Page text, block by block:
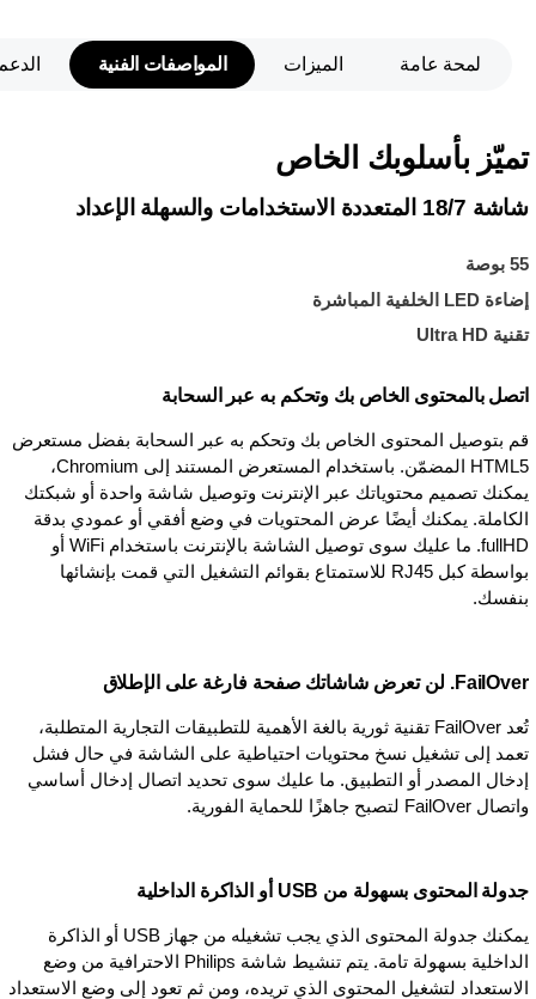
لمحة عامة الميزات المواصفات الفنية
تميّز بأسلوبك الخاص
شاشة 18/7 المتعددة الاستخدامات والسهلة الإعداد
55 بوصة
إضاءة LED الخلفية المباشرة
تقنية Ultra HD
اتصل بالمحتوى الخاص بك وتحكم به عبر السحابة
قم بتوصيل المحتوى الخاص بك وتحكم به عبر السحابة بفضل مستعرض
HTML5 المضمّن. باستخدام المستعرض المستند إلى Chromium،
يمكنك تصميم محتوياتك عبر الإنترنت وتوصيل شاشة واحدة أو شبكتك
الكاملة. يمكنك أيضًا عرض المحتويات في وضع أفقي أو عمودي بدقة
fullHD. ما عليك سوى توصيل الشاشة بالإنترنت باستخدام WiFi أو
بواسطة كبل RJ45 للاستمتاع بقوائم التشغيل التي قمت بإنشائها
بنفسك.
FailOver. لن تعرض شاشاتك صفحة فارغة على الإطلاق
تُعد FailOver تقنية ثورية بالغة الأهمية للتطبيقات التجارية المتطلبة،
تعمد إلى تشغيل نسخ محتويات احتياطية على الشاشة في حال فشل
إدخال المصدر أو التطبيق. ما عليك سوى تحديد اتصال إدخال أساسي
واتصال FailOver لتصبح جاهزًا للحماية الفورية.
جدولة المحتوى بسهولة من USB أو الذاكرة الداخلية
يمكنك جدولة المحتوى الذي يجب تشغيله من جهاز USB أو الذاكرة
الداخلية بسهولة تامة. يتم تنشيط شاشة Philips الاحترافية من وضع
الاستعداد لتشغيل المحتوى الذي تريده، ومن ثم تعود إلى وضع الاستعداد